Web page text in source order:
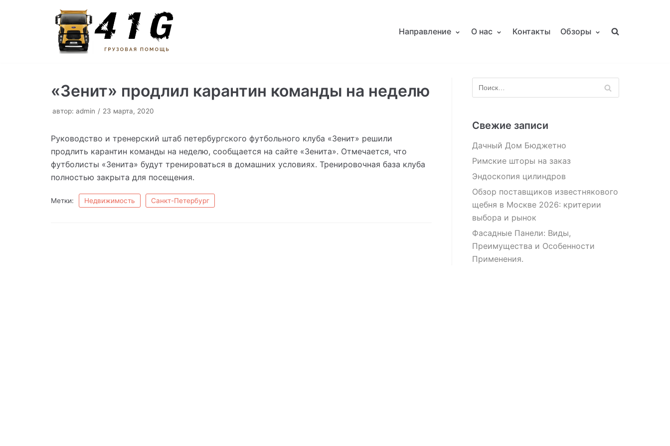
содержимому
Направление О нас Контакты Обзоры
«Зенит» продлил карантин команды на неделю
автор: admin 23 марта, 2020
Руководство и тренерский штаб петербургского футбольного клуба «Зенит» решили
продлить карантин команды на неделю, сообщается на сайте «Зенита». Отмечается, что
футболисты «Зенита» будут тренироваться в домашних условиях. Тренировочная база клуба
полностью закрыта для посещения.
Метки: Недвижимость Санкт-Петербург
Свежие записи
Дачный Дом Бюджетно
Римские шторы на заказ
Эндоскопия цилиндров
Обзор поставщиков известнякового
щебня в Москве 2026: критерии
выбора и рынок
Фасадные Панели: Виды,
Преимущества и Особенности
Применения.